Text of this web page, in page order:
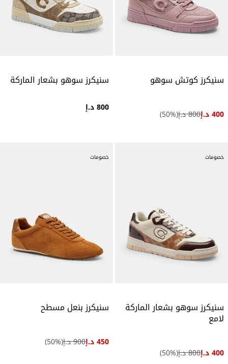
سنيكرز كوتش سوهو
400 د.إ 800 د.إ (
50%)
سنيكرز سوهو بشعار الماركة
800 د.إ
خصومات
سنيكرز سوهو بشعار الماركة
لامع
400 د.إ 800 د.إ (
50%)
خصومات
سنيكرز بنعل مسطح
450 د.إ 900 د.إ (
50%)